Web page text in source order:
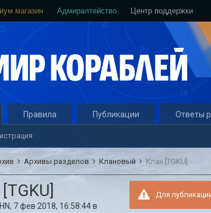
магазин Адмиралтейство Центр поддержки
Правила Публикации Ответы
Архивы разделов Клановый Клан [TGKU]
Для
, 7 фев 2018, 16:58:44в